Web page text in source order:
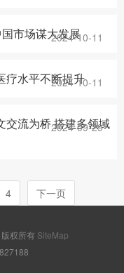
国市场谋大发展
2024-10-11
疗水平不断提升
2024-10-11
交流为桥 搭建多领域
2024-09-29
4 下一页
版权所有 SiteMap